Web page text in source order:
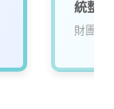
統整
財團法